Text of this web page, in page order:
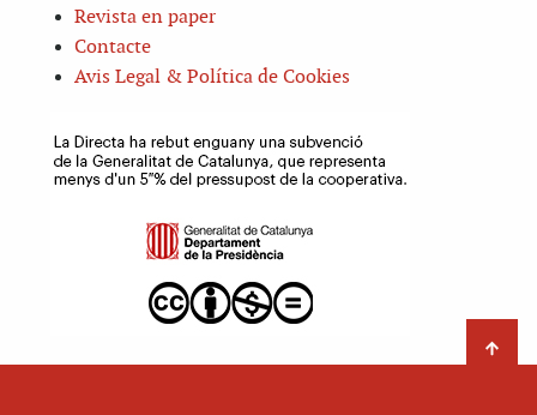
Revista en paper
Contacte
Avis Legal & Política de Cookies